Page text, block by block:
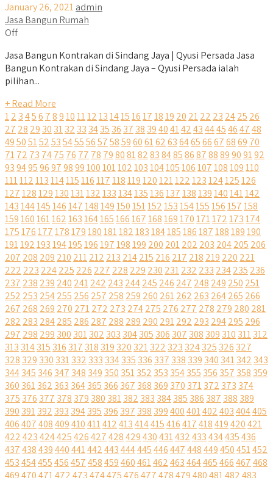
January 26, 2021admin
Jasa Bangun Rumah
Off
Jasa Bangun Kontrakan di Sindang Jaya | Qyusi Persada Jasa
Bangun Kontrakan di Sindang Jaya – Qyusi Persada ialah
pilihan...
+ Read More
12 3456 78910111213141516171819 20 2122 23 2425 26
27 28 29 30 3132 33 3435 36 37 38 39404142434445464748
495051525354555657585960616263646566676869 70
7172 73 7475 76 77 78 7980818283848586878889909192
93949596979899100101102103104105106107108109110
111112113114115116117118119120121122123124125126
127128129130131132133134135136137138139140141142
143144145146147148149150151152153154155156157158
159160161162163164165166167168169170171172173174
175176177178179180181182183184185186187188189190
191192193194195196197198199 200 201202 203 204205 206
207 208 209 210 211212 213 214215 216 217 218 219 220 221
222 223 224225 226 227 228 229 230 231232 233 234235 236
237 238 239 240 241242 243 244245 246 247 248 249 250 251
252 253 254255 256 257 258 259 260 261262 263 264265 266
267 268 269 270 271272 273 274275 276 277 278 279 280 281
282 283 284285 286 287 288 289 290 291292 293 294295 296
297 298 299 300 301302 303 304305 306 307 308 309 310 311312
313 314315 316 317 318 319 320 321322 323 324325 326 327
328 329 330 331332 333 334335 336 337 338 339 340 341342 343
344345 346 347 348 349 350 351352 353 354355 356 357 358 359
360 361362 363 364365 366 367 368 369 370 371372 373 374
375 376 377 378 379 380 381382 383 384385 386 387 388 389
390 391392 393 394395 396 397 398 399400401402403404405
406407408409410411412413414415416417418419420421
422423424425426427428429430431432433434435436
437438439440441442443444445446447448449450451452
453454455456457458459460461462463464465466467468